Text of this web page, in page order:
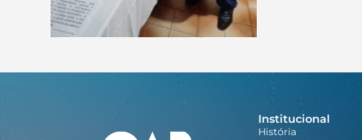
Institucional
História